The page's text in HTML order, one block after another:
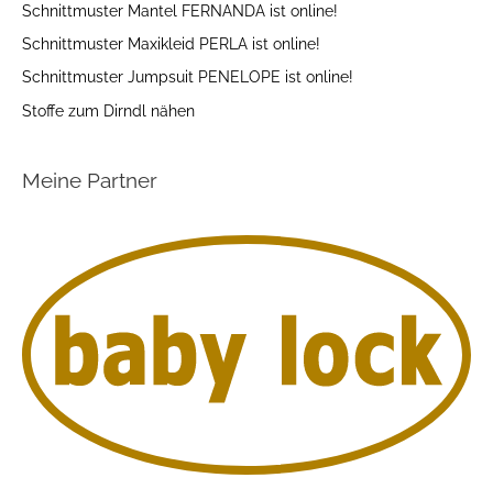
Schnittmuster Mantel FERNANDA ist online!
Schnittmuster Maxikleid PERLA ist online!
Schnittmuster Jumpsuit PENELOPE ist online!
Stoffe zum Dirndl nähen
Meine Partner